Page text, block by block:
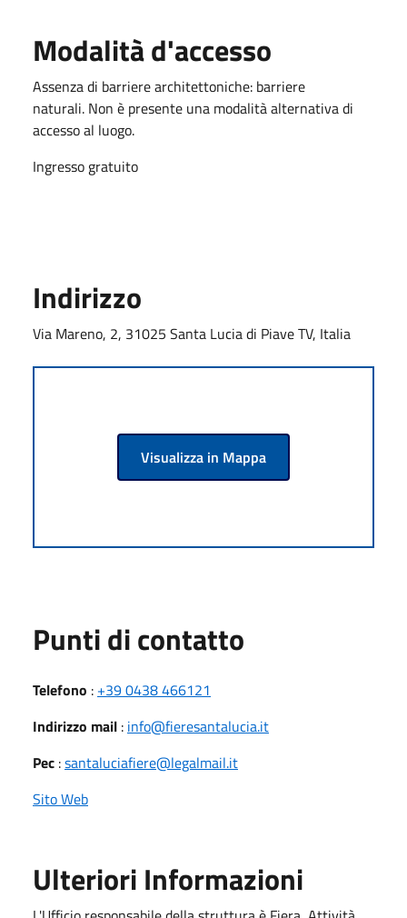
Modalità d'accesso
Assenza di barriere architettoniche: barriere
naturali. Non è presente una modalità alternativa di
accesso al luogo.
Ingresso gratuito
Indirizzo
Via Mareno, 2, 31025 Santa Lucia di Piave TV, Italia
Visualizza in Mappa
Punti di contatto
Telefono : +39 0438 466121
Indirizzo mail : info@fieresantalucia.it
Pec :santaluciafiere@legalmail.it
Sito Web
Ulteriori Informazioni